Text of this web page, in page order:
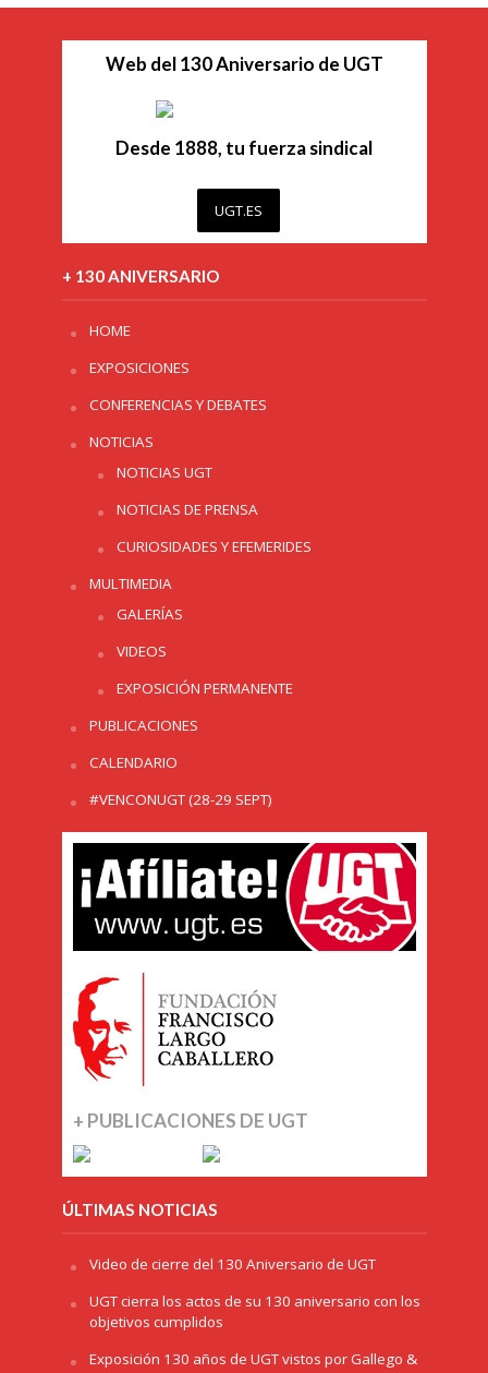
Web del 130 Aniversario de UGT
Desde 1888, tu fuerza sindical
UGT.ES
+ 130 ANIVERSARIO
HOME
EXPOSICIONES
CONFERENCIAS Y DEBATES
NOTICIAS
NOTICIAS UGT
NOTICIAS DE PRENSA
CURIOSIDADES Y EFEMERIDES
MULTIMEDIA
GALERÍAS
VIDEOS
EXPOSICIÓN PERMANENTE
PUBLICACIONES
CALENDARIO
#VENCONUGT (28-29 SEPT)
+ PUBLICACIONES DE UGT
ÚLTIMAS NOTICIAS
Video de cierre del 130 Aniversario de UGT
UGT cierra los actos de su 130 aniversario con los
objetivos cumplidos
Exposición 130 años de UGT vistos por Gallego &